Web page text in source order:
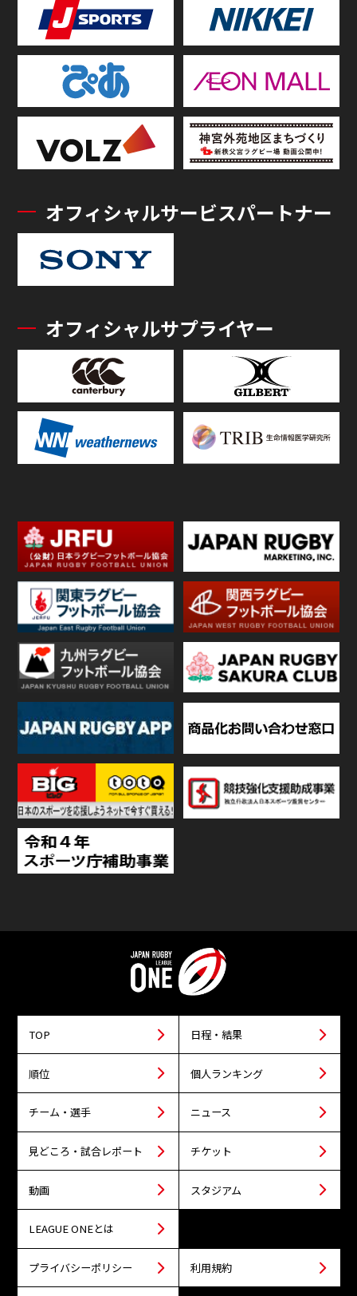
オフィシャルサービスパートナー
オフィシャルサプライヤー
TOP 日程・結果
順位 個人ランキング
チーム・選手 ニュース
見どころ・試合レポート チケット
動画 スタジアム
LEAGUE ONEとは
プライバシーポリシー 利用規約